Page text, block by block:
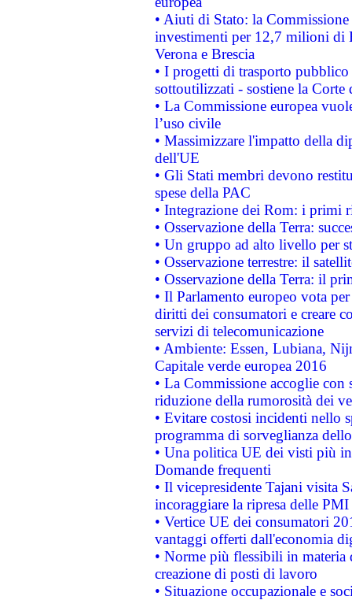
• Aiuti di Stato: la
investimenti per 12,7 milioni di
Verona e Brescia
• I progetti di trasporto
sottoutilizzati - sostiene la Corte
• La Commissione europea
l’uso civile
• Massimizzare l'impatto della
dell'UE
• Gli Stati membri devono
spese della PAC
• Integrazione dei Rom: i primi
• Osservazione della Terra:
• Un gruppo ad alto livello per
• Osservazione terrestre: il
• Osservazione della Terra: il
• Il Parlamento europeo vota
diritti dei consumatori e creare
servizi di telecomunicazione
• Ambiente: Essen, Lubiana,
Capitale verde europea 2016
• La Commissione accoglie
riduzione della rumorosità dei
• Evitare costosi incidenti nello
programma di sorveglianza
• Una politica UE dei visti più
Domande frequenti
• Il vicepresidente Tajani visita
incoraggiare la ripresa delle
• Vertice UE dei consumatori
vantaggi offerti dall'economia
• Norme più flessibili in materia
creazione di posti di lavoro
• Situazione occupazionale e